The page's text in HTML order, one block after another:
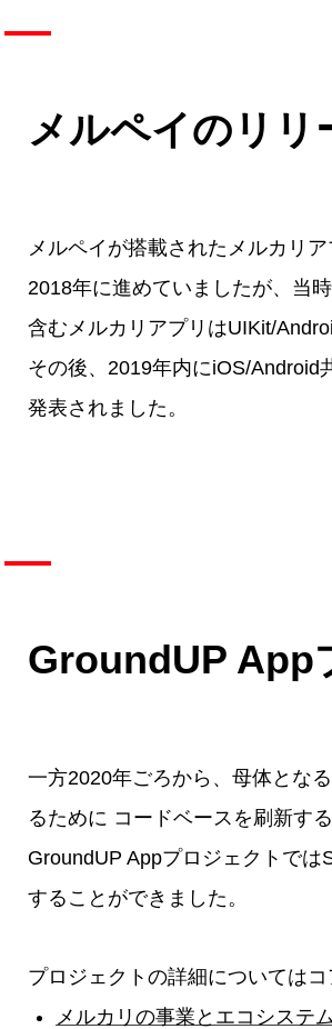
メルペイのリリ
メルペイが搭載されたメルカリ
2018年に進めていましたが、当
含むメルカリアプリはUIKit/
その後、2019年内にiOS/Android
発表されました。
GroundUP App
一方2020年ごろから、母体とな
るために コードベースを刷新す
GroundUP Appプロジェクトで
することができました。
プロジェクトの詳細については
メルカリの事業とエコシステ